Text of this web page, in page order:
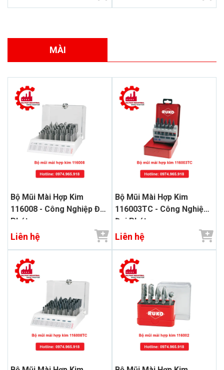
MÀI
Bộ Mũi Mài Hợp Kim
116008 - Công Nghiệp Đại
Phát
Liên hệ
Bộ Mũi Mài Hợp Kim
116003TC - Công Nghiệp
Đại Phát
Liên hệ